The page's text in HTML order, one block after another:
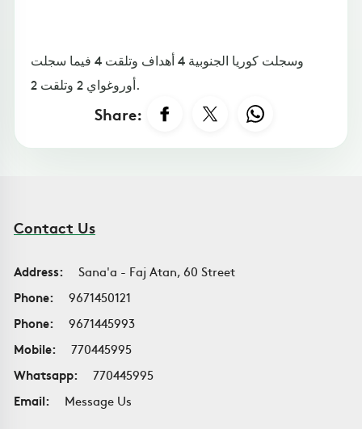
وسجلت كوريا الجنوبية 4 أهداف وتلقت 4 فيما سجلت
أوروغواي 2 وتلقت 2.
Share:
Contact Us
Address:
Sana'a - Faj Atan, 60 Street
Phone:
9671450121
Phone:
9671445993
Mobile:
770445995
Whatsapp:
770445995
Email:
Message Us